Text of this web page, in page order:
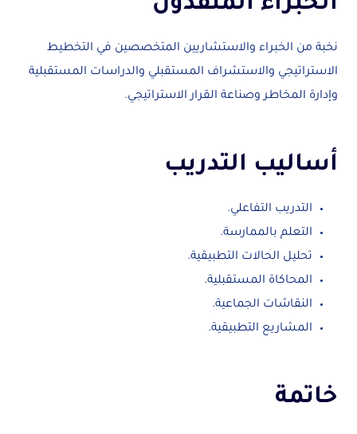
نخبة من الخبراء والاستشاريين المتخصصين في التخطيط
الاستراتيجي والاستشراف المستقبلي والدراسات المستقبلية
وإدارة المخاطر وصناعة القرار الاستراتيجي.
أساليب التدريب
التدريب التفاعلي.
التعلم بالممارسة.
تحليل الحالات التطبيقية.
المحاكاة المستقبلية.
النقاشات الجماعية.
المشاريع التطبيقية.
خاتمة